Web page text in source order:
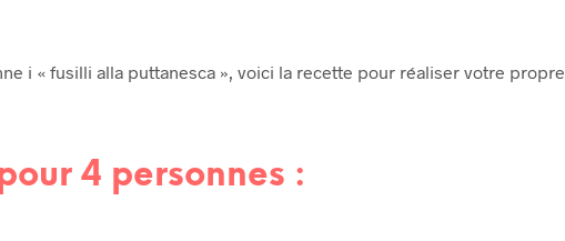
i « fusilli alla puttanesca », voici la recette pour réaliser votre propre
4 personnes :